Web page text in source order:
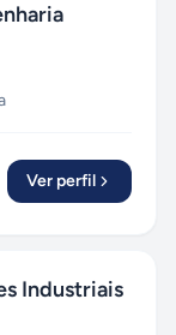
Ver perfil
Industriais